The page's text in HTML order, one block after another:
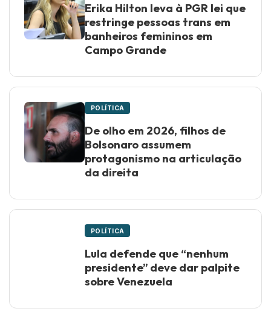
Erika Hilton leva à PGR lei que
restringe pessoas trans em
banheiros femininos em
Campo Grande
POLÍTICA
De olho em 2026, filhos de
Bolsonaro assumem
protagonismo na articulação
da direita
POLÍTICA
Lula defende que “nenhum
presidente” deve dar palpite
sobre Venezuela